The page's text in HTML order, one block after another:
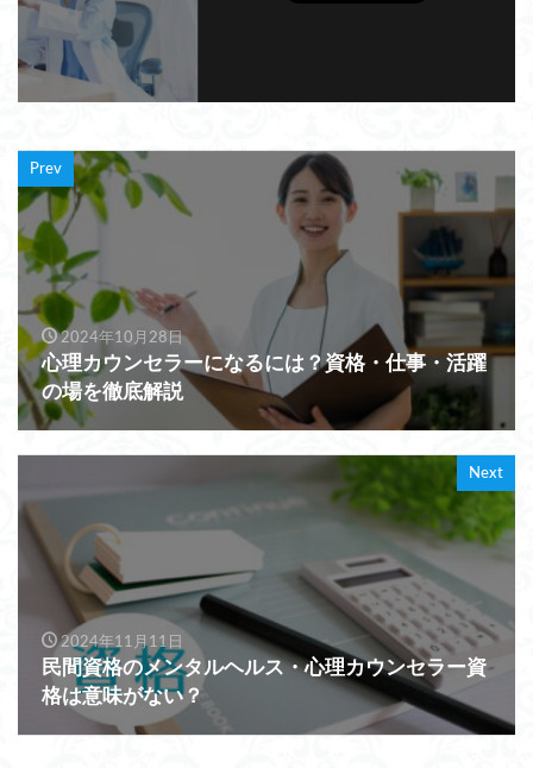
Prev
2024年10月28日
心理カウンセラーになるには？資格・仕事・活躍
の場を徹底解説
Next
2024年11月11日
民間資格のメンタルヘルス・心理カウンセラー資
格は意味がない？